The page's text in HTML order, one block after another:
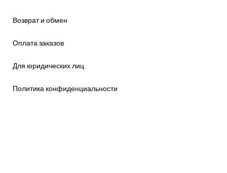
Возврат и обмен
Оплата заказов
Для юридических лиц
Политика конфиденциальности